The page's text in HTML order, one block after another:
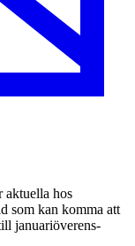
aktuella hos
som kan komma att
januariöverens­